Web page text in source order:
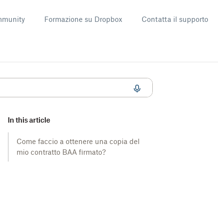
Formazione su Dropbox Contatta il supporto
l’account di team Dropbox
In this article
Come faccio a ottenere una copia del
mio contratto BAA firmato?